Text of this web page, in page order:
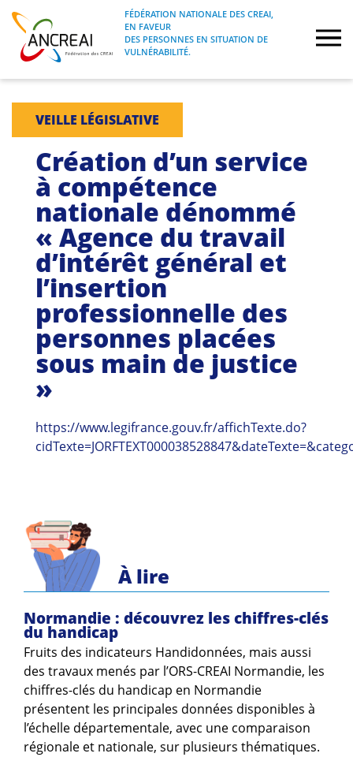
Skip
content
ANCREAI
FÉDÉRATION NATIONALE DES CREAI, EN
FAVEUR DES PERSONNES EN SITUATION
FÉDÉRATION NATIONALE DES CREAI,
EN FAVEUR
DES PERSONNES EN SITUATION DE
VULNÉRABILITÉ.
À propos
Journées nationales
Formations
Projets Fédéraux
Espace emploi
Guides et outils
ARSENE
VEILLE LÉGISLATIVE
Création d’un service
à compétence
nationale dénommé
« Agence du travail
d’intérêt général et
l’insertion
professionnelle des
personnes placées
sous main de justice
»
https://www.legifrance.gouv.fr/affichTexte.do?
À lire
Normandie : découvrez les chiffres-clés
du handicap
Fruits des indicateurs Handidonnées, mais aussi
des travaux menés par l’ORS-CREAI Normandie, les
chiffres-clés du handicap en Normandie
présentent les principales données disponibles à
l’échelle départementale, avec une comparaison
régionale et nationale, sur plusieurs thématiques.